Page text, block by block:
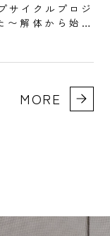
サイクルプロジ
〜解体から始ま
MORE